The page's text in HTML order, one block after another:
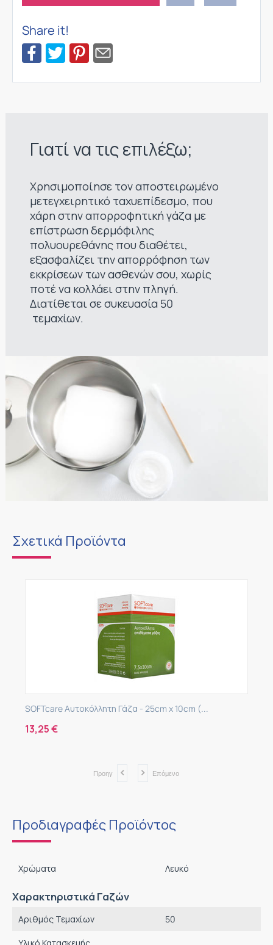
Share it!
Γιατί να τις επιλέξω;
Χρησιμοποίησε τον αποστειρωμένο
μετεγχειρητικό ταχυεπίδεσμο, που
χάρη στην απορροφητική γάζα με
επίστρωση δερμόφιλης
πολυουρεθάνης που διαθέτει,
εξασφαλίζει την απορρόφηση των
εκκρίσεων των ασθενών σου, χωρίς
ποτέ να κολλάει στην πληγή.
Διατίθεται σε συκευασία 50
τεμαχίων.
Σχετικά Προϊόντα
SOFTcare Αυτοκόλλητη Γάζα - 25cm x 10cm (...
13,25€
Προηγ Επόμενο
Προδιαγραφές Προϊόντος
Χρώματα Λευκό
Χαρακτηριστικά Γαζών
Αριθμός Τεμαχίων 50
Υλικό Κατασκευής